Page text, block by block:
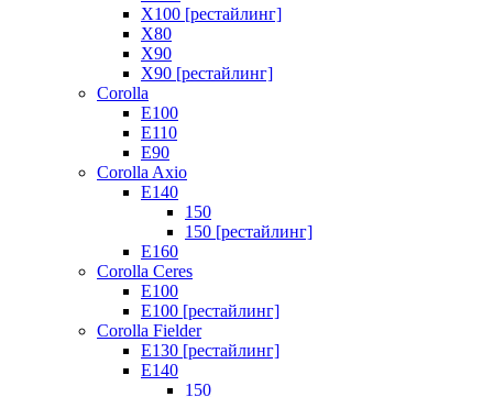
X100 [рестайлинг]
X80
X90
X90 [рестайлинг]
Corolla
E100
E110
E90
Corolla Axio
E140
150
150 [рестайлинг]
E160
Corolla Ceres
E100
E100 [рестайлинг]
Corolla Fielder
E130 [рестайлинг]
E140
150